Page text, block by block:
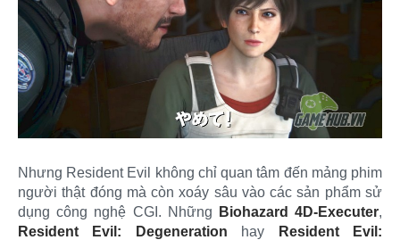
Nhưng Resident Evil không chỉ quan tâm đến mảng phim
người thật đóng mà còn xoáy sâu vào các sản phẩm sử
dụng công nghệ CGI. Những
Biohazard 4D-Executer,
Resident Evil: Degeneration hay
Resident Evil: